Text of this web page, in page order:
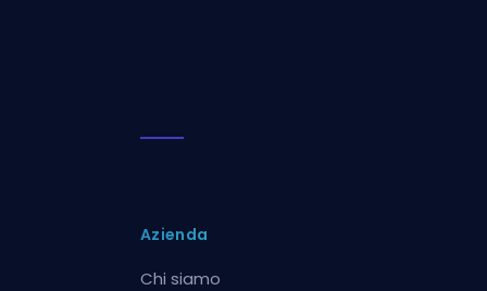
Azienda
Chi siamo